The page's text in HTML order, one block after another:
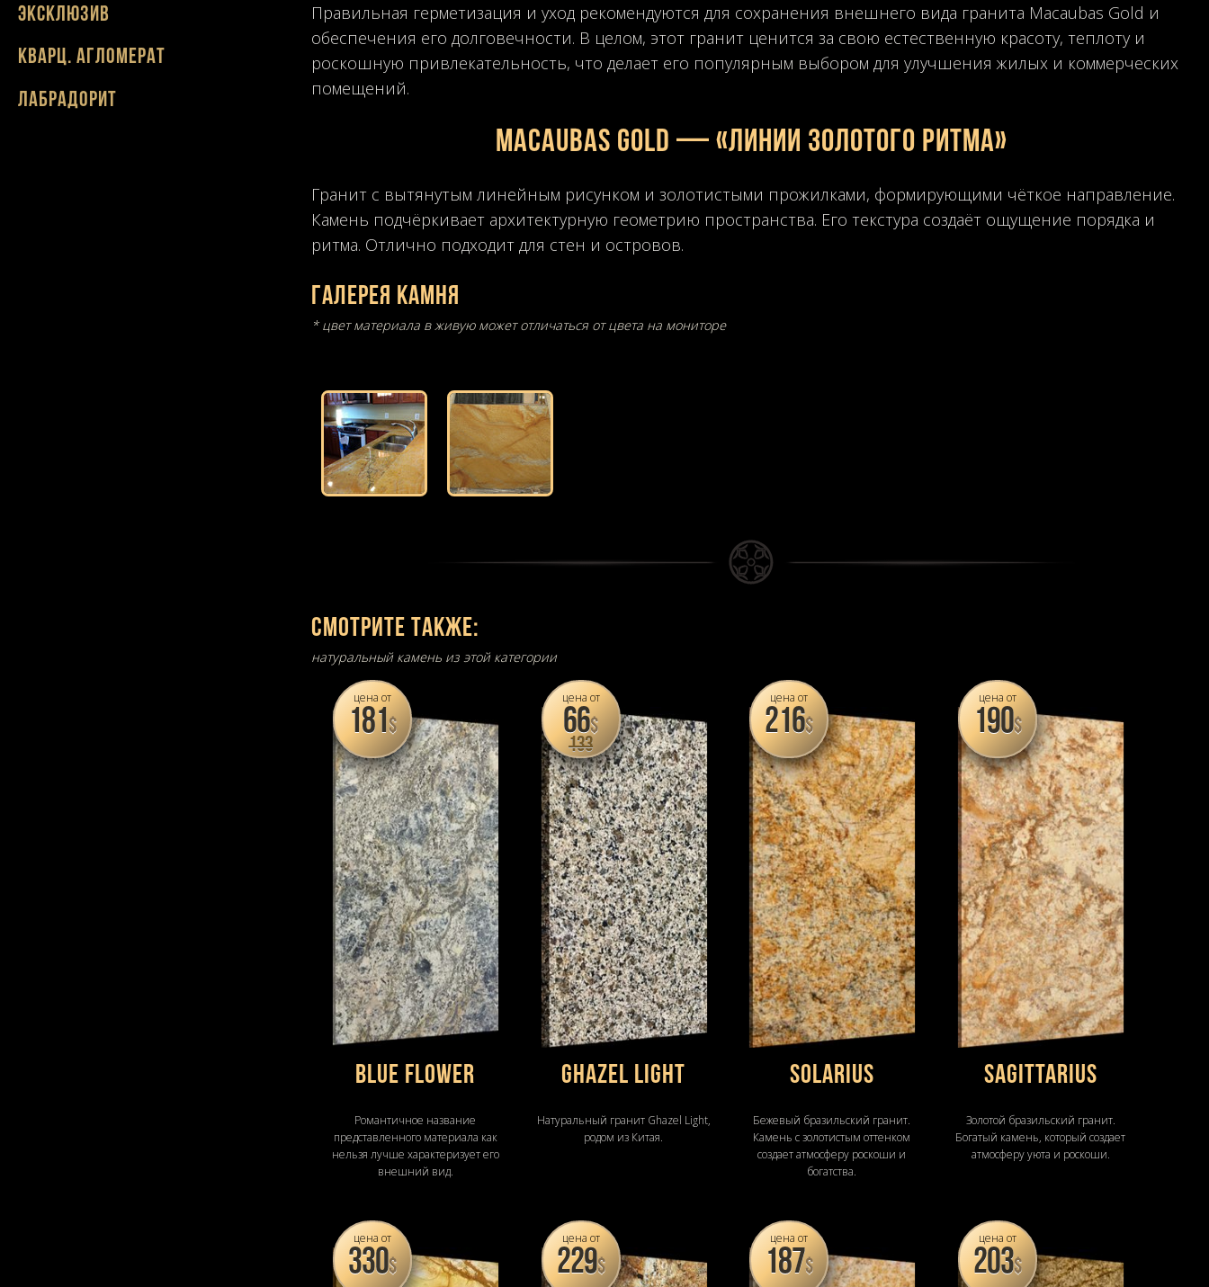
Эксклюзив
Кварц. агломерат
Лабрадорит
Правильная герметизация и уход рекомендуются для сохранения внешнего вида гранита Macaubas Gold и
обеспечения его долговечности. В целом, этот гранит ценится за свою естественную красоту, теплоту и
роскошную привлекательность, что делает его популярным выбором для улучшения жилых и коммерческих
помещений.
MACAUBAS GOLD — «Линии золотого ритма»
Гранит с вытянутым линейным рисунком и золотистыми прожилками, формирующими чёткое направление.
Камень подчёркивает архитектурную геометрию пространства. Его текстура создаёт ощущение порядка и
ритма. Отлично подходит для стен и островов.
Галерея камня
* цвет материала в живую может отличаться от цвета на мониторе
Смотрите также:
натуральный камень из этой категории
цена от
181$
Blue Flower
Романтичное название
представленного материала как
нельзя лучше характеризует его
внешний вид.
цена от
66$
133
Ghazel Light
Натуральный гранит Ghazel Light,
родом из Китая.
цена от
216$
SOLARIUS
Бежевый бразильский гранит.
Камень с золотистым оттенком
создает атмосферу роскоши и
богатства.
цена от
190$
SAGITTARIUS
Золотой бразильский гранит.
Богатый камень, который создает
атмосферу уюта и роскоши.
цена от
330$
цена от
229$
цена от
187$
цена от
203$